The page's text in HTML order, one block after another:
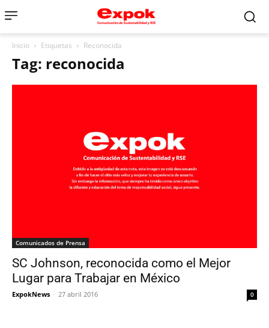
Inicio Etiquetas Reconocida
Tag: reconocida
Comunicados de Prensa
SC Johnson, reconocida como el Mejor
Lugar para Trabajar en México
ExpokNews - 27 abril 2016 0